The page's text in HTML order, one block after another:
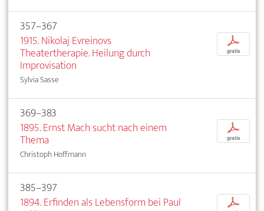
357–367
1915. Nikolaj Evreinovs
Theatertherapie. Heilung durch
Improvisation
Sylvia Sasse
p
gratis
369–383
1895. Ernst Mach sucht nach einem
Thema
Christoph Hoffmann
p
gratis
385–397
1894. Erfinden als Lebensform bei Paul
p